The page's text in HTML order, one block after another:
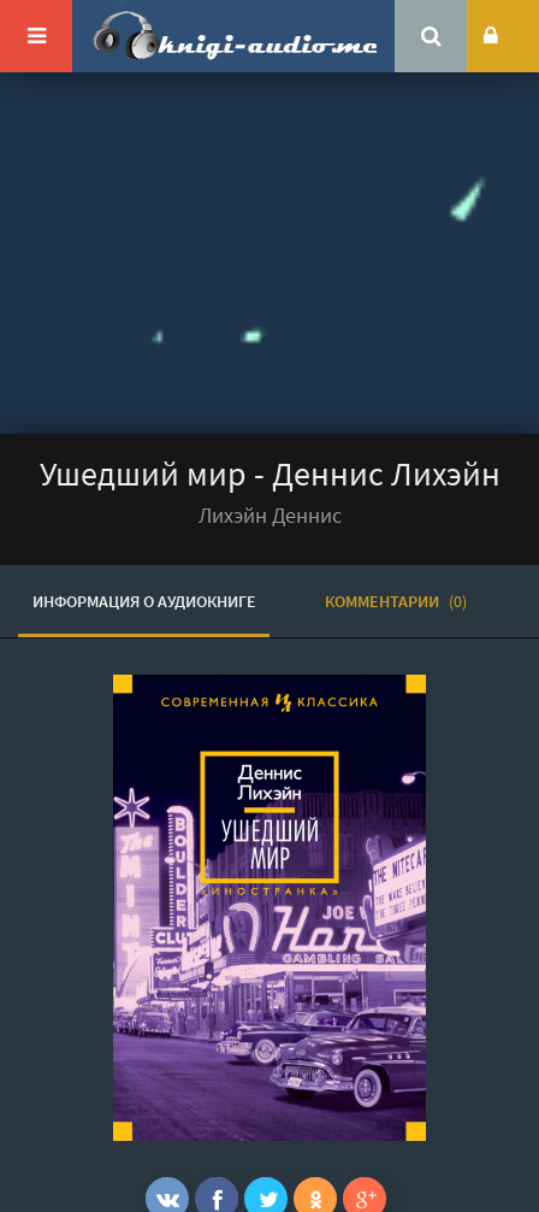
Ушедший мир - Деннис Лихэйн
Лихэйн Деннис
ИНФОРМАЦИЯ О АУДИОКНИГЕ КОММЕНТАРИИ (0)